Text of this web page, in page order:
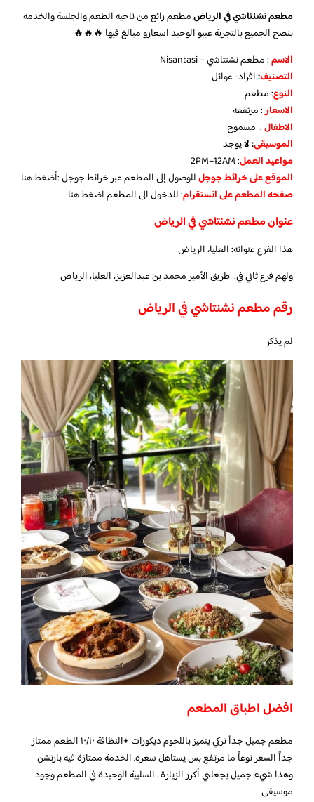
مطعم نشنتاشي في الرياضمطعم رائع من ناحيه الطعم والجلسة والخدمه
بنصح الجميع بالتجربة عيبو الوحيد اسعارو مبالغ فيها 🔥🔥🔥
الاسم: مطعم نشنتاشي – Nisantasi
التصنيف:افراد- عوائل
النوع: مطعم
الاسعار: مرتفعه
الاطفال: مسموح
الموسيقى: لايوجد
مواعيد العمل: 2PM–12AM
الموقع على خرائط جوجلللوصول إلى المطعم عبر خرائط جوجل :أضغط هنا
صفحه المطعم على انستقرام: للدخول الى المطعماضغط هنا
عنوان مطعم نشنتاشي في الرياض
هذا الفرع عنوانه: العليا، الرياض
ولهم فرع ثاني في: طريق الأمير محمد بن عبدالعزيز، العليا، الرياض
رقم مطعم نشنتاشي في الرياض
لم يذكر
افضل اطباق المطعم
مطعم جميل جداً تركي يتميز باللحوم ديكورات +النظافة ١٠/١٠ الطعم ممتاز
جداً السعر نوعاً ما مرتفع بس يستاهل سعره. الخدمة ممتازة فيه بارتشن
وهذا شيء جميل يجعلني أكرر الزيارة . السلبية الوحيدة في المطعم وجود
موسيقى